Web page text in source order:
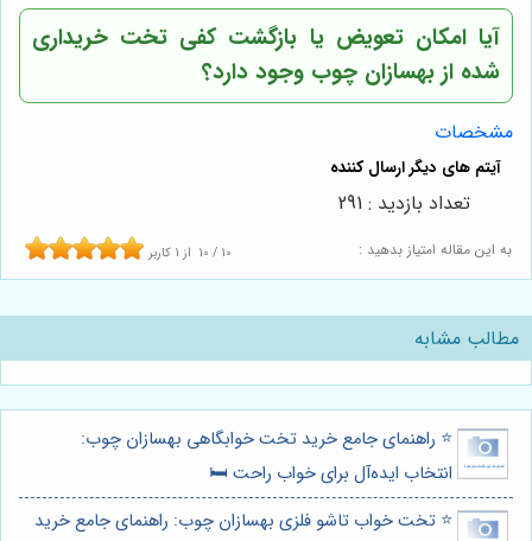
آیا امکان تعویض یا بازگشت کفی تخت خریداری
شده ازبهسازان چوب وجود دارد؟
مشخصات
به این مقاله امتیاز بدهید : 10 / 10 از1 کاربر
تعداد بازدید : 291
مطالب مشابه
⭐️ راهنمای جامع خرید تخت خوابگاهی بهسازان چوب:
انتخاب ایده‌آل برای خواب راحت 🛏️
⭐️ تخت خواب تاشو فلزی بهسازان چوب: راهنمای جامع خرید